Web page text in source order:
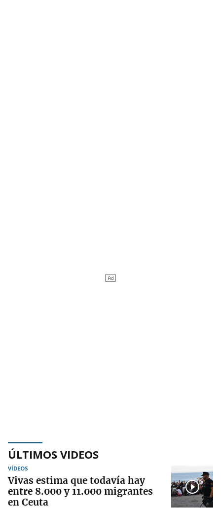
ÚLTIMOS VIDEOS
VÍDEOS
Vivas estima que todavía hay
entre 8.000 y 11.000 migrantes
en Ceuta